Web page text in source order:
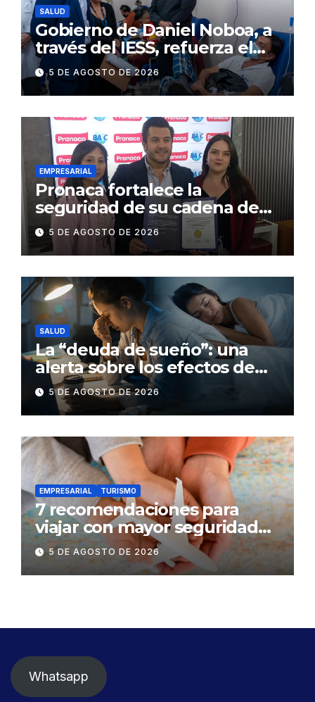
SALUD
Gobierno de Daniel Noboa, a
través del IESS, refuerza el
abastecimiento de insulina
en 86 establecimientos de
salud
5 DE AGOSTO DE 2026
EMPRESARIAL
Pronaca fortalece la
seguridad de su cadena de
suministro con certificación
BASC en dos plantas
5 DE AGOSTO DE 2026
SALUD
La “deuda de sueño”: una
alerta sobre los efectos de
dormir mal en la salud física y
mental
5 DE AGOSTO DE 2026
EMPRESARIAL TURISMO
7 recomendaciones para
viajar con mayor seguridad
dentro y fuera del Ecuador
5 DE AGOSTO DE 2026
Whatsapp